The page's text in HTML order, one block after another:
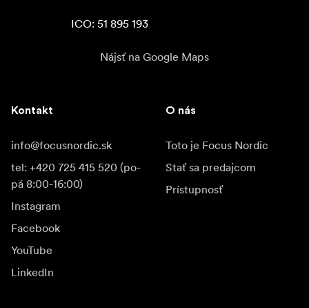
ICO: 51 895 193
Nájsť na Google Maps
Kontakt
info@focusnordic.sk
tel: +420 725 415 520 (po-
pá 8:00-16:00)
Instagram
Facebook
YouTube
LinkedIn
O nás
Toto je Focus Nordic
Stať sa predajcom
Prístupnosť